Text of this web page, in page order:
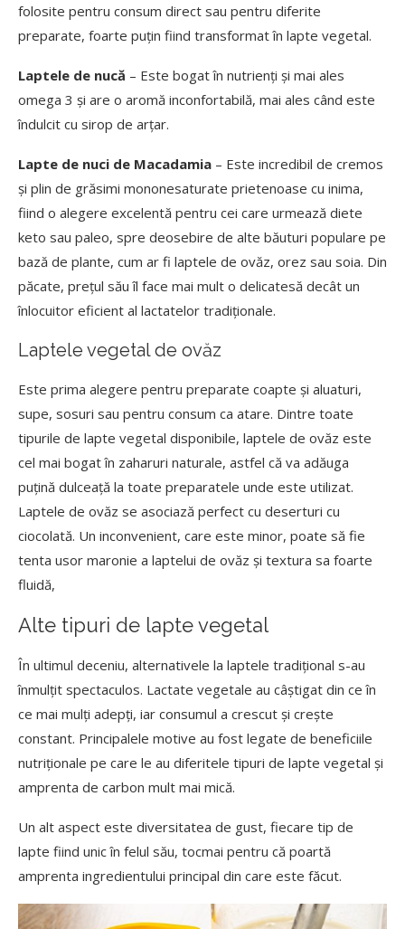
folosite pentru consum direct sau pentru diferite
preparate, foarte puțin fiind transformat în lapte vegetal.
Laptele de nucă – Este bogat în nutrienți și mai ales
omega 3 și are o aromă inconfortabilă, mai ales când este
îndulcit cu sirop de arțar.
Lapte de nuci de Macadamia – Este incredibil de cremos
și plin de grăsimi mononesaturate prietenoase cu inima,
fiind o alegere excelentă pentru cei care urmează diete
keto sau paleo, spre deosebire de alte băuturi populare pe
bază de plante, cum ar fi laptele de ovăz, orez sau soia. Din
păcate, prețul său îl face mai mult o delicatesă decât un
înlocuitor eficient al lactatelor tradiționale.
Laptele vegetal de ovăz
Este prima alegere pentru preparate coapte și aluaturi,
supe, sosuri sau pentru consum ca atare. Dintre toate
tipurile de lapte vegetal disponibile, laptele de ovăz este
cel mai bogat în zaharuri naturale, astfel că va adăuga
puțină dulceață la toate preparatele unde este utilizat.
Laptele de ovăz se asociază perfect cu deserturi cu
ciocolată. Un inconvenient, care este minor, poate să fie
tenta usor maronie a laptelui de ovăz și textura sa foarte
fluidă,
Alte tipuri de lapte vegetal
În ultimul deceniu, alternativele la laptele tradițional s-au
înmulțit spectaculos. Lactate vegetale au câștigat din ce în
ce mai mulți adepți, iar consumul a crescut și crește
constant. Principalele motive au fost legate de beneficiile
nutriționale pe care le au diferitele tipuri de lapte vegetal și
amprenta de carbon mult mai mică.
Un alt aspect este diversitatea de gust, fiecare tip de
lapte fiind unic în felul său, tocmai pentru că poartă
amprenta ingredientului principal din care este făcut.